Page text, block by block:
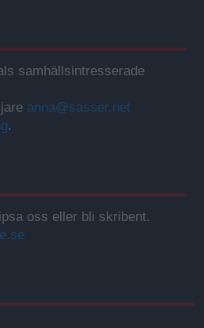
samhällsintresserade
anna@sasser.net
.
oss eller bli skribent.